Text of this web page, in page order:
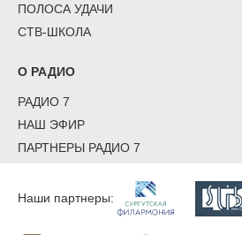
ПОЛОСА УДАЧИ
СТВ-ШКОЛА
О РАДИО
РАДИО 7
НАШ ЭФИР
ПАРТНЕРЫ РАДИО 7
Наши партнеры: